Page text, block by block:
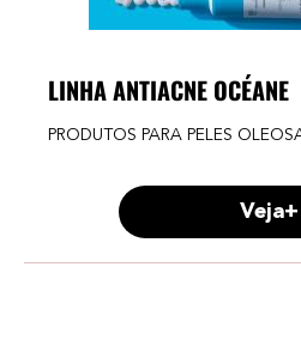
LINHA ANTIACNE OCÉANE
PRODUTOS PARA PELES
Veja+